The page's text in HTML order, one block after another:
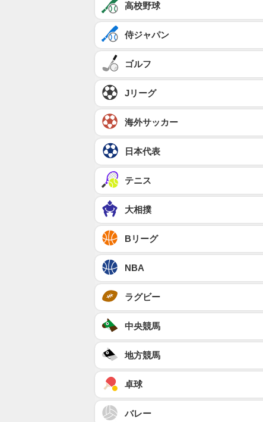
高校野球
侍ジャパン
ゴルフ
Jリーグ
海外サッカー
日本代表
テニス
大相撲
Bリーグ
NBA
ラグビー
中央競馬
地方競馬
卓球
バレー